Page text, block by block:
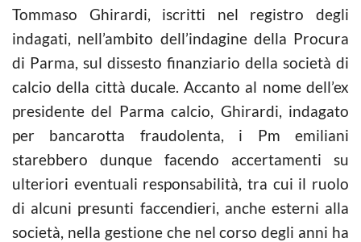
Tommaso Ghirardi, iscritti nel registro degli
indagati, nell’ambito dell’indagine della Procura
di Parma, sul dissesto finanziario della società di
calcio della città ducale. Accanto al nome dell’ex
presidente del Parmacalcio, Ghirardi, indagato
per bancarotta fraudolenta, i Pm emiliani
starebbero dunque facendo accertamenti su
ulteriori eventuali responsabilità, tra cui il ruolo
di alcuni presunti faccendieri, anche esterni alla
società, nella gestione che nel corso degli anni ha